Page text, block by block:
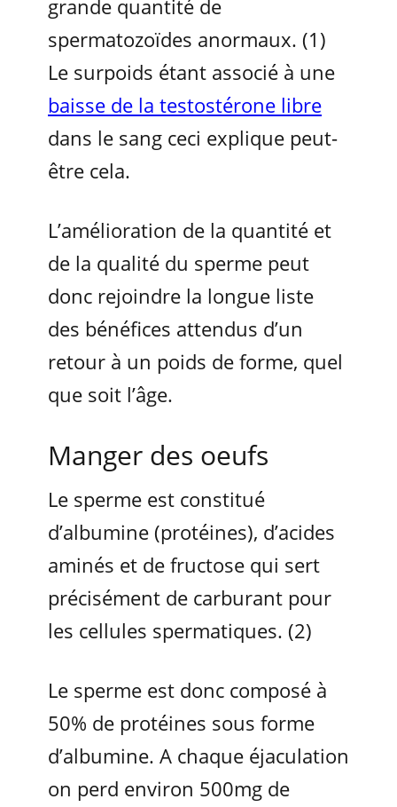
grande quantité de
spermatozoïdes anormaux. (1)
Le surpoids étant associé à une
baisse de la testostérone libre
dans le sang ceci explique peut-
être cela.
L’amélioration de la quantité et
de la qualité du sperme peut
donc rejoindre la longue liste
des bénéfices attendus d’un
retour à un poids de forme, quel
que soit l’âge.
Manger des oeufs
Le sperme est constitué
d’albumine (protéines), d’acides
aminés et de fructose qui sert
précisément de carburant pour
les cellules spermatiques. (2)
Le sperme est donc composé à
50% de protéines sous forme
d’albumine. A chaque éjaculation
on perd environ 500mg de